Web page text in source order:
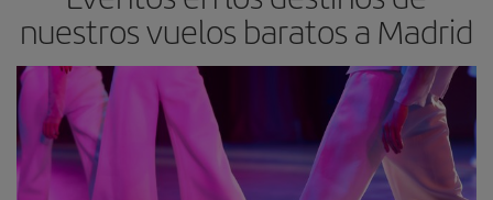
nuestros vuelos baratos a Madrid